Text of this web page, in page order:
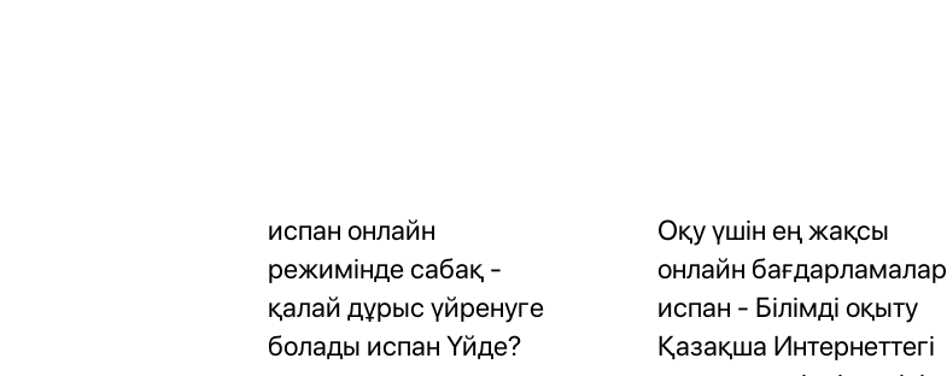
испан онлайн
режимінде сабақ -
қалай дұрыс үйренуге
болады испан Үйде?
Оқу үшін ең жақсы
онлайн бағдарламалар
испан - Білімді оқыту
Қазақша Интернеттегі